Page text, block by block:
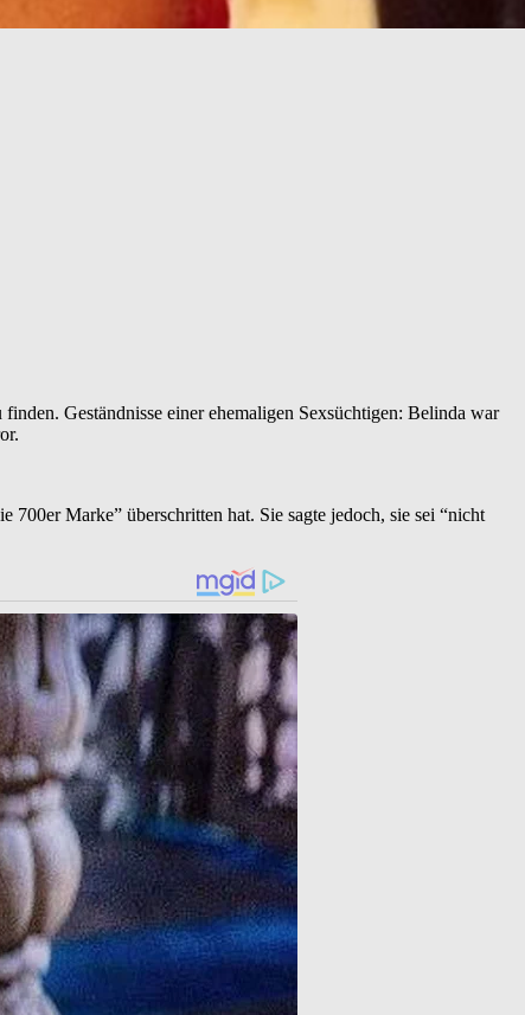
Geständnisse einer ehemaligen Sexsüchtigen: Belinda war
700er Marke” überschritten hat. Sie sagte jedoch, sie sei “nicht